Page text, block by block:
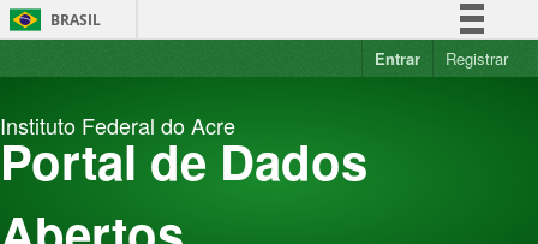
Pular
para
BRASIL
Simplifique!
Acesso à informação
Entrar Registrar
Instituto Federal do Acre
Portal de Dados